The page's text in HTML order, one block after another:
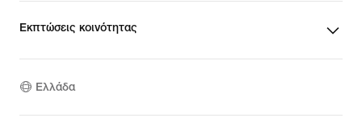
Εκπτώσεις κοινότητας
Ελλάδα